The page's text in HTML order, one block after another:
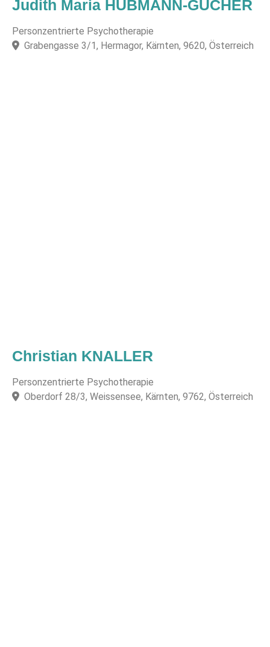
Judith Maria HUBMANN-GUCHER
Personzentrierte Psychotherapie
Grabengasse 3/1, Hermagor, Kärnten, 9620, Österreich
Christian KNALLER
Personzentrierte Psychotherapie
Oberdorf 28/3, Weissensee, Kärnten, 9762, Österreich